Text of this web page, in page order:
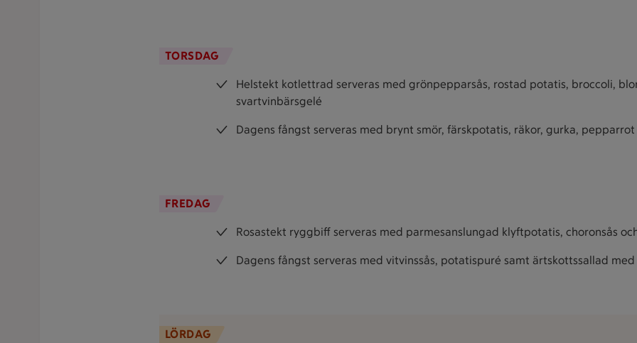
TORSDAG
Helstekt kotlettrad serveras med grönpepparsås, rostad potatis, broccoli,
svartvinbärsgelé
Dagens fångst serveras med brynt smör, färskpotatis, räkor, gurka,
FREDAG
Rosastekt ryggbiff serveras med parmesanslungad klyftpotatis, choronsås
Dagens fångst serveras med vitvinssås, potatispuré samt ärtskottssallad
LÖRDAG